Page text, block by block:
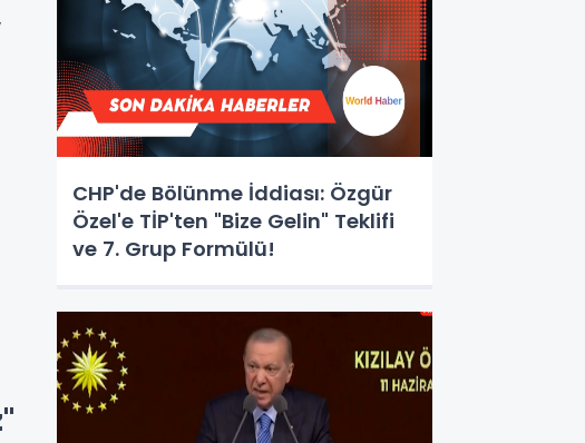
CHP'de Bölünme İddiası: Özgür
Özel'e TİP'ten "Bize Gelin" Teklifi
ve 7. Grup Formülü!